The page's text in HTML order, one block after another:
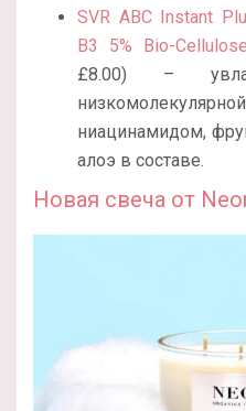
SVR ABC Instant
B3 5% Bio-
£8.00) –
ниацинамидом,
алоэ в составе.
Новая свеча от